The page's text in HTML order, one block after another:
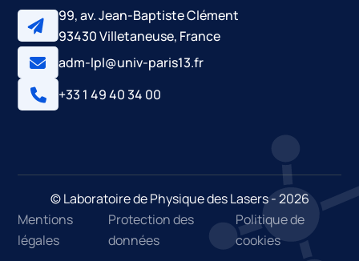
99, av. Jean-Baptiste Clément
93430 Villetaneuse, France
adm-lpl@univ-paris13.fr
+33 1 49 40 34 00
© Laboratoire de Physique des Lasers - 2026
Mentions
légales
Protection des
données
Politique de
cookies